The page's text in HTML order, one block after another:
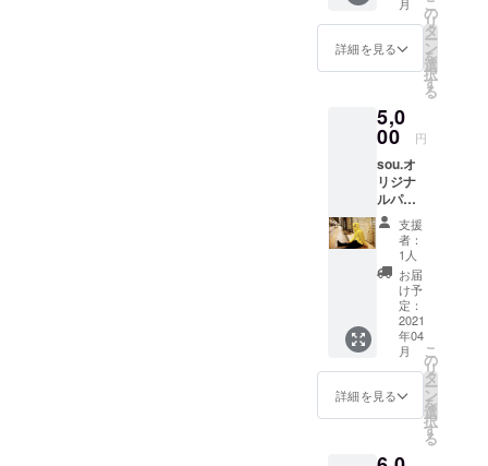
ディー
／グ
150.S.M
.L.XL.X
XL
襟元が
広めの
レ
りま
す。 こ
ブラッ
クとホ
ワイト
のみで
す。 支
援者様
限定、
10%off
にてご
提供さ
せてい
ただき
ます。
れる薄
手の生
地の
パー
部にオ
リジナ
ルデザ
インを
プリン
トしま
した
コット
100％
こちら
はブ
ラック
の生地
にレイ
ンボー
カラー
月
詳細を見る
こ
の
リ
タ
ー
ン
を
選
択
す
る
5,0
00 円
sou.オ
リジナ
ルパー
カー 真
夏以外
のシー
ズンに
着れる
薄手の
生地の
パー
カーの
フード
部にオ
リジナ
プリン
支援
者：
1人
お届
け予
定：
2021
年04
月
詳細を見る
こ
の
リ
タ
ー
ン
を
選
択
す
る